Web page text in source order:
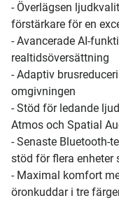
- Överlägsen
förstärkare för en
- Avancerade AI-
realtidsöversättning
- Adaptiv
omgivningen
- Stöd för ledande
Atmos och Spatial
- Senaste Bluetooth-
stöd för flera enheter
- Maximal komfort
öronkuddar i tre